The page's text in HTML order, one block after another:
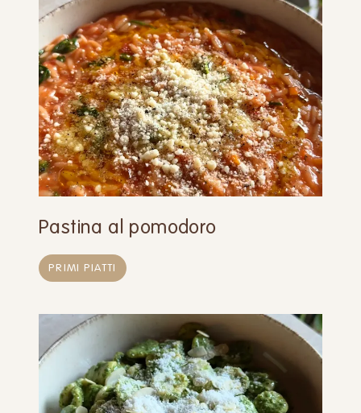
Pastina al pomodoro
PRIMI PIATTI